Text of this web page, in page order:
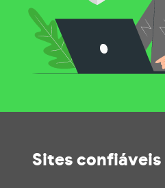
Sites confiáveis